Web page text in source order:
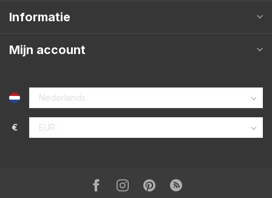
Informatie
Mijn account
€